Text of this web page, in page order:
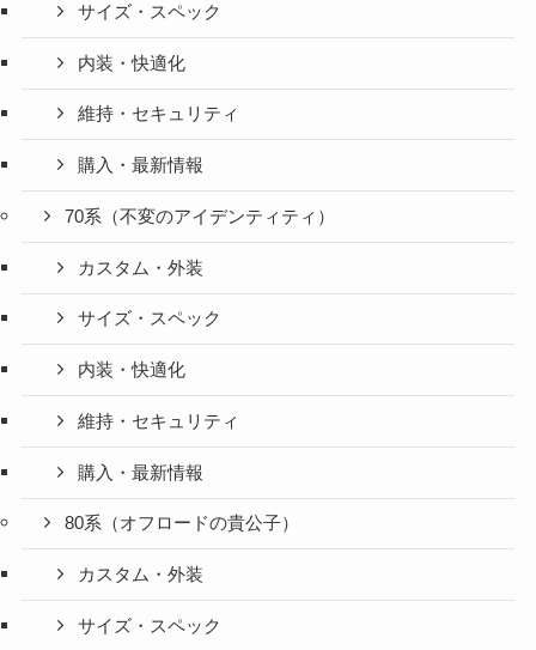
サイズ・スペック
内装・快適化
維持・セキュリティ
購入・最新情報
70系（不変のアイデンティティ）
カスタム・外装
サイズ・スペック
内装・快適化
維持・セキュリティ
購入・最新情報
80系（オフロードの貴公子）
カスタム・外装
サイズ・スペック